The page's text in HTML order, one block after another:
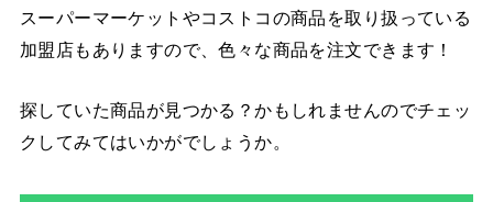
スーパーマーケットやコストコの商品を取り扱っている
加盟店もありますので、色々な商品を注文できます！
探していた商品が見つかる？かもしれませんのでチェッ
クしてみてはいかがでしょうか。